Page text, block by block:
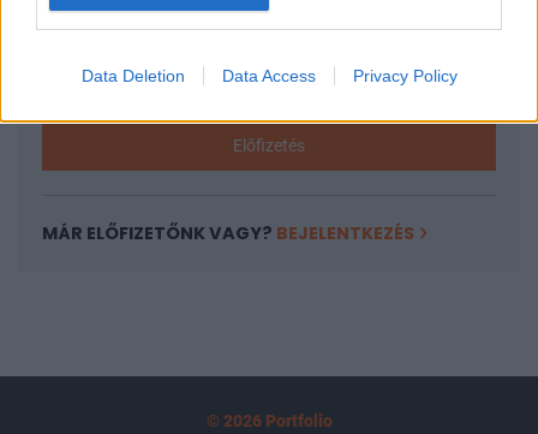
Data Deletion Data Access Privacy Policy
Portfolio.hu teljes cikkarchívum
kötéslistái
Előfizetés
MÁR ELŐFIZETŐNK VAGY? BEJELENTKEZÉS
© 2026 Portfolio